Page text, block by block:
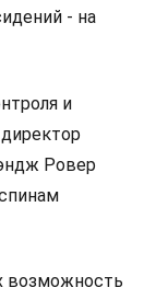
- на
и
Ровер
возможность